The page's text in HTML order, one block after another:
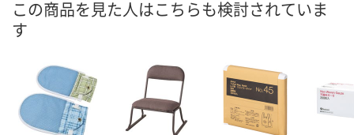
カゴへ カゴへ
この商品を見た人はこちらも検討されていま
す